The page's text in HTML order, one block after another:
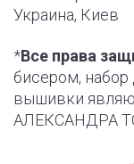
Украина, Киев
*Все права
бисером,
вышивки
АЛЕКСАНДРА